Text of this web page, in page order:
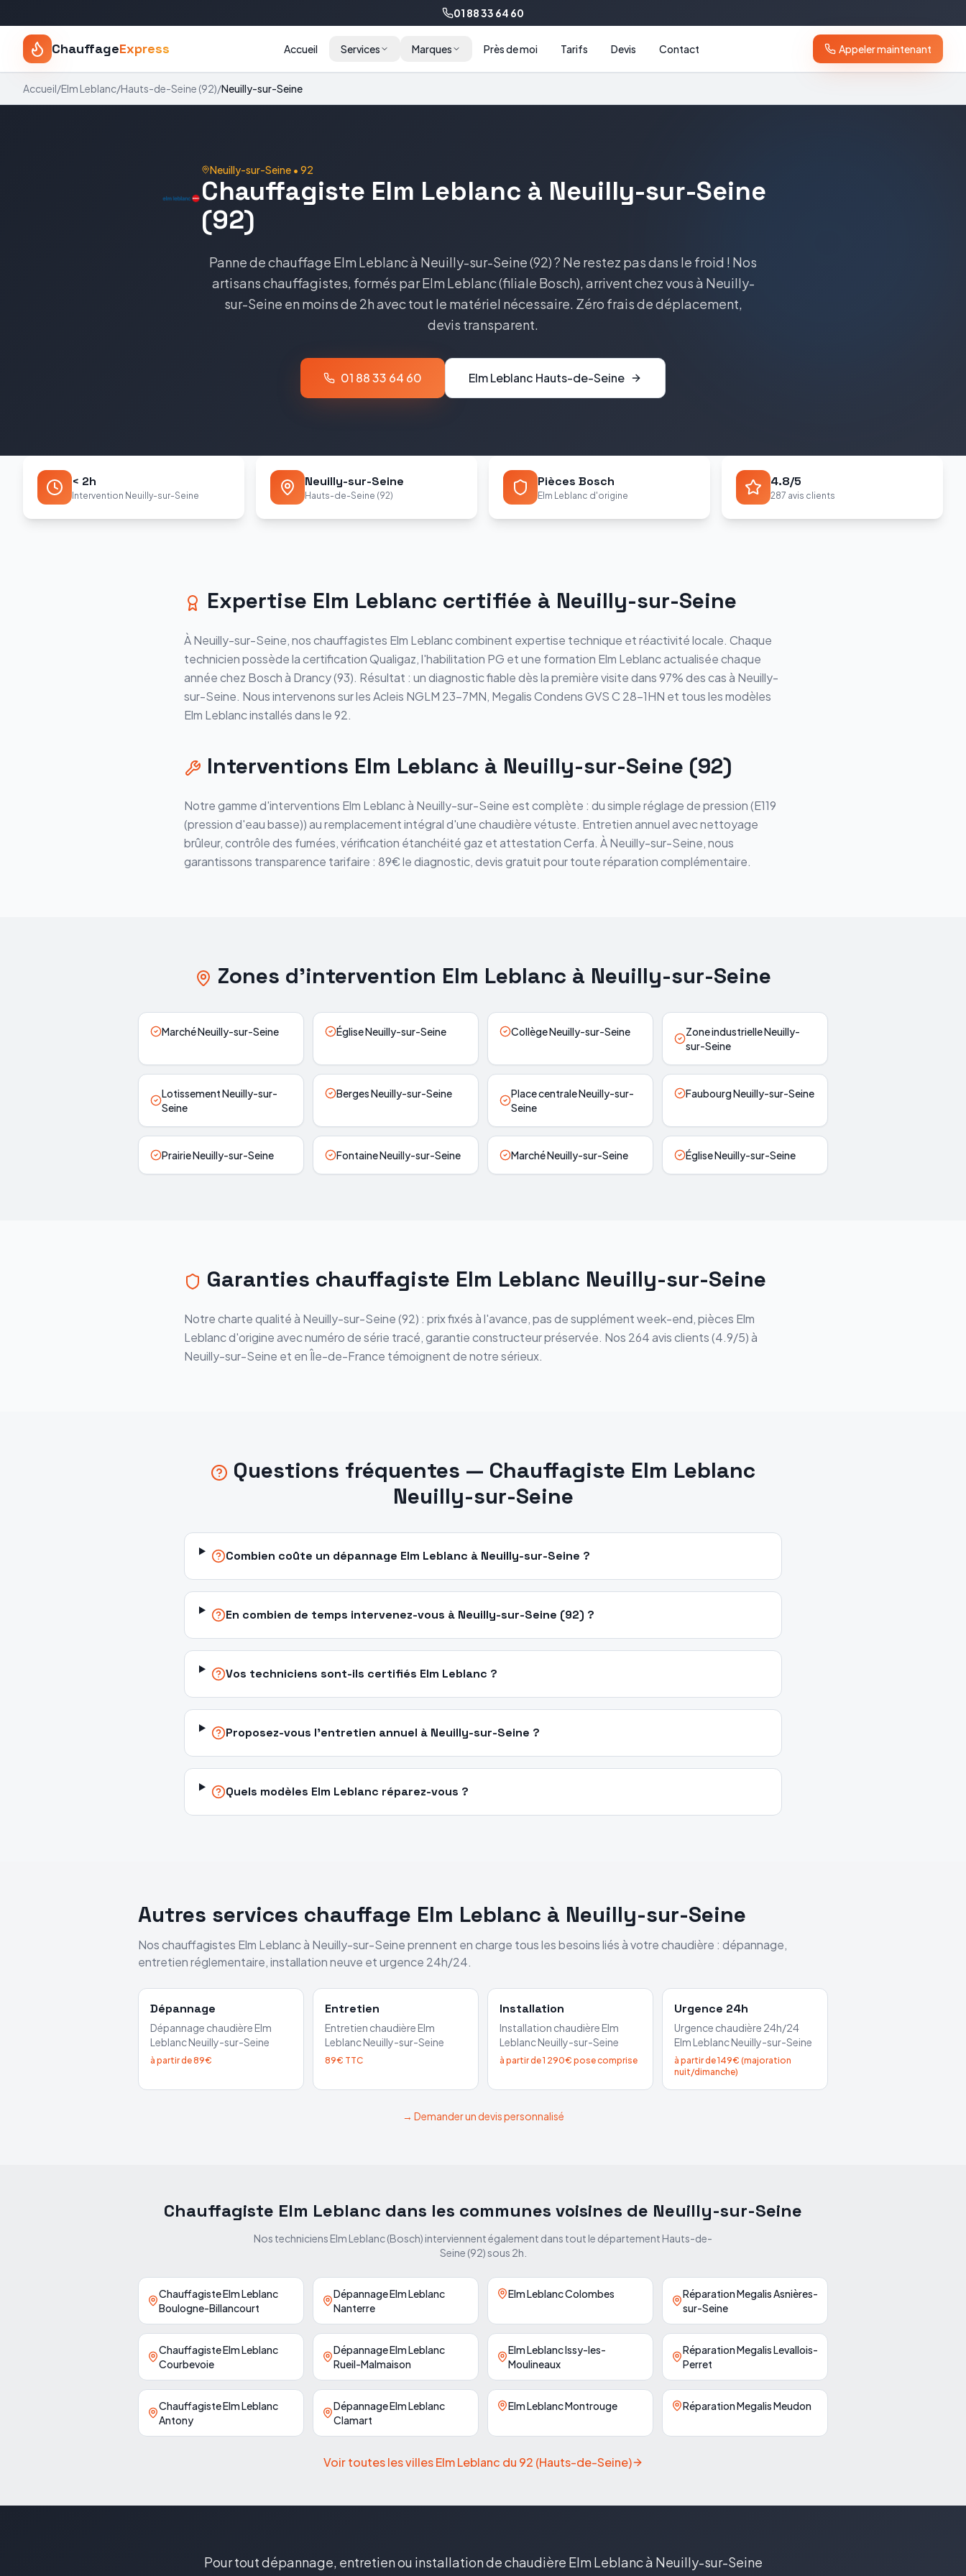
01 88 33 64 60
ChauffageExpress Accueil Services Marques Près de moi Tarifs Devis Contact Appeler maintenant
Accueil/Elm Leblanc/Hauts-de-Seine (92)/Neuilly-sur-Seine
Neuilly-sur-Seine • 92
Chauffagiste Elm Leblanc à Neuilly-sur-Seine
(92)
Panne de chauffage Elm Leblanc à Neuilly-sur-Seine (92) ? Ne restez pas dans le froid ! Nos
artisans chauffagistes, formés par Elm Leblanc (filiale Bosch), arrivent chez vous à Neuilly-
sur-Seine en moins de 2h avec tout le matériel nécessaire. Zéro frais de déplacement,
devis transparent.
01 88 33 64 60 Elm Leblanc Hauts-de-Seine
< 2h
Intervention Neuilly-sur-Seine
Neuilly-sur-Seine
Hauts-de-Seine (92)
Pièces Bosch
Elm Leblanc d'origine
4.8/5
287 avis clients
Expertise Elm Leblanc certifiée à Neuilly-sur-Seine
À Neuilly-sur-Seine, nos chauffagistes Elm Leblanc combinent expertise technique et réactivité locale. Chaque
technicien possède la certification Qualigaz, l'habilitation PG et une formation Elm Leblanc actualisée chaque
année chez Bosch à Drancy (93). Résultat : un diagnostic fiable dès la première visite dans 97% des cas à Neuilly-
sur-Seine. Nous intervenons sur les Acleis NGLM 23-7MN, Megalis Condens GVS C 28-1HN et tous les modèles
Elm Leblanc installés dans le 92.
Interventions Elm Leblanc à Neuilly-sur-Seine (92)
Notre gamme d'interventions Elm Leblanc à Neuilly-sur-Seine est complète : du simple réglage de pression (E119
(pression d'eau basse)) au remplacement intégral d'une chaudière vétuste. Entretien annuel avec nettoyage
brûleur, contrôle des fumées, vérification étanchéité gaz et attestation Cerfa. À Neuilly-sur-Seine, nous
garantissons transparence tarifaire : 89€ le diagnostic, devis gratuit pour toute réparation complémentaire.
Zones d'intervention Elm Leblanc à Neuilly-sur-Seine
Marché Neuilly-sur-Seine Église Neuilly-sur-Seine Collège Neuilly-sur-Seine
Zone industrielle Neuilly-
sur-Seine
Lotissement Neuilly-sur-
Seine
Berges Neuilly-sur-Seine
Place centrale Neuilly-sur-
Seine
Faubourg Neuilly-sur-Seine
Prairie Neuilly-sur-Seine Fontaine Neuilly-sur-Seine Marché Neuilly-sur-Seine Église Neuilly-sur-Seine
Garanties chauffagiste Elm Leblanc Neuilly-sur-Seine
Notre charte qualité à Neuilly-sur-Seine (92) : prix fixés à l'avance, pas de supplément week-end, pièces Elm
Leblanc d'origine avec numéro de série tracé, garantie constructeur préservée. Nos 264 avis clients (4.9/5) à
Neuilly-sur-Seine et en Île-de-France témoignent de notre sérieux.
Questions fréquentes — Chauffagiste Elm Leblanc
Neuilly-sur-Seine
Combien coûte un dépannage Elm Leblanc à Neuilly-sur-Seine ?
En combien de temps intervenez-vous à Neuilly-sur-Seine (92) ?
Vos techniciens sont-ils certifiés Elm Leblanc ?
Proposez-vous l'entretien annuel à Neuilly-sur-Seine ?
Quels modèles Elm Leblanc réparez-vous ?
Autres services chauffage Elm Leblanc à Neuilly-sur-Seine
Nos chauffagistes Elm Leblancà Neuilly-sur-Seineprennent en charge tous les besoins liés à votre chaudière : dépannage,
entretien réglementaire, installation neuve et urgence 24h/24.
Dépannage
Dépannage chaudièreElm
LeblancNeuilly-sur-Seine
à partir de 89€
Entretien
Entretien chaudièreElm
LeblancNeuilly-sur-Seine
89€ TTC
Installation
Installation chaudièreElm
LeblancNeuilly-sur-Seine
à partir de 1 290€ pose comprise
Urgence 24h
Urgence chaudière 24h/24
Elm LeblancNeuilly-sur-Seine
à partir de 149€ (majoration
nuit/dimanche)
→ Demander un devis personnalisé
Chauffagiste Elm Leblanc dans les communes voisines de Neuilly-sur-Seine
Nos techniciens Elm Leblanc (Bosch) interviennent également dans tout le département Hauts-de-
Seine (92) sous 2h.
Chauffagiste Elm Leblanc
Boulogne-Billancourt
Dépannage Elm Leblanc
Nanterre
Elm Leblanc Colombes
Réparation Megalis Asnières-
sur-Seine
Chauffagiste Elm Leblanc
Courbevoie
Dépannage Elm Leblanc
Rueil-Malmaison
Elm Leblanc Issy-les-
Moulineaux
Réparation Megalis Levallois-
Perret
Chauffagiste Elm Leblanc
Antony
Dépannage Elm Leblanc
Clamart
Elm Leblanc Montrouge Réparation Megalis Meudon
Voir toutes les villes Elm Leblanc du 92 (Hauts-de-Seine)
Pour tout dépannage, entretien ou installation de chaudière Elm Leblanc à Neuilly-sur-Seine